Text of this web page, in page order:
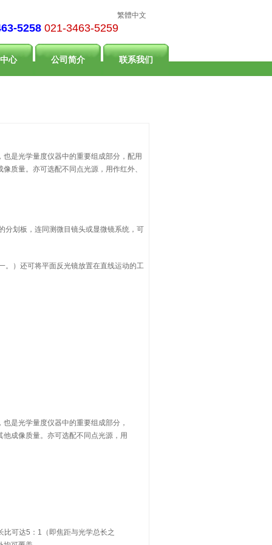
繁體中文
5258 021-3463-5259
心 公司简介 联系我们
是光学量度仪器中的重要组成部分，配用
质量。亦可选配不同点光源，用作红外、
分划板，连同测微目镜头或显微镜系统，可
。）还可将平面反光镜放置在直线运动的工
是光学量度仪器中的重要组成部分，
成像质量。亦可选配不同点光源，用
可达5：1（即焦距与光学总长之